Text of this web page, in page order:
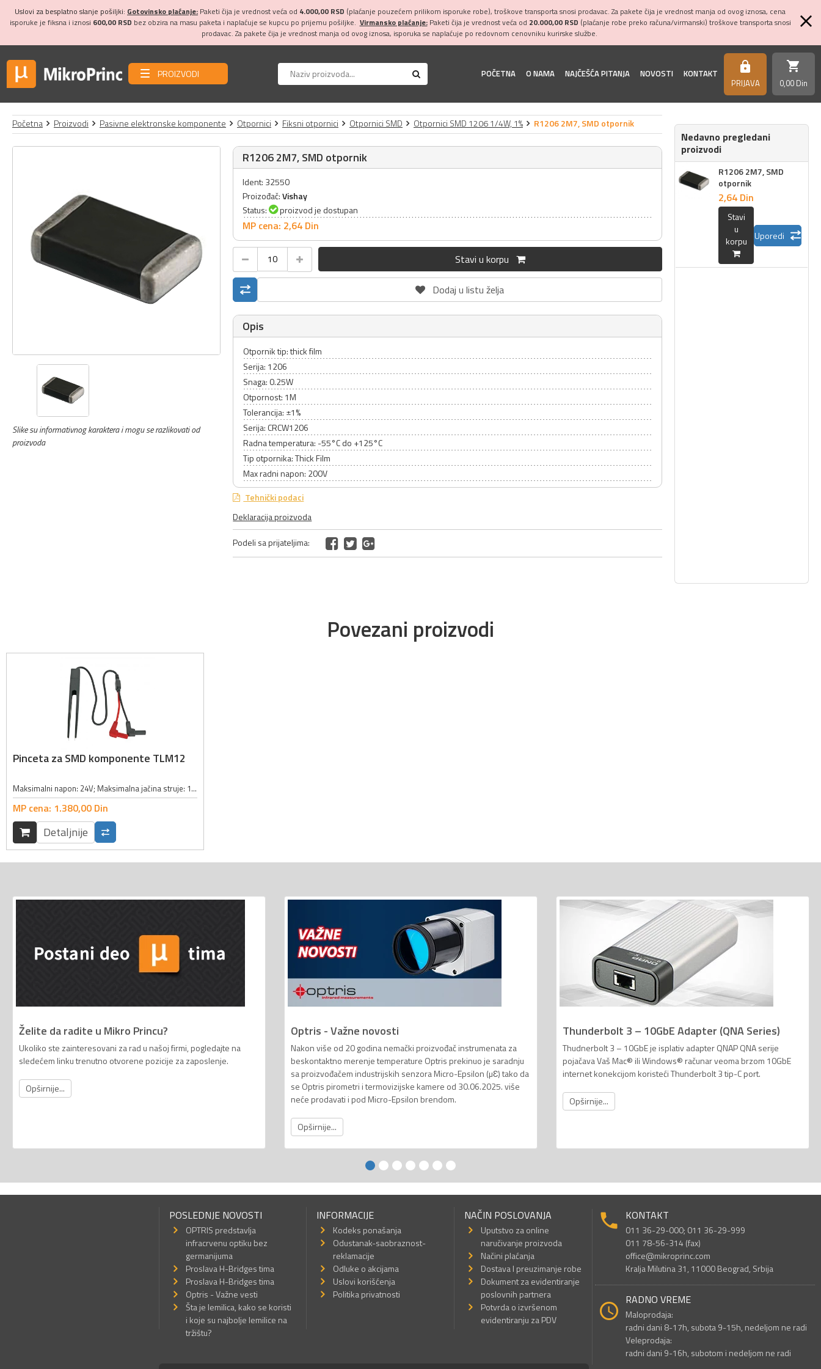
Uslovi za besplatno slanje pošiljki: Gotovinsko plaćanje: Paketi čija je vrednost veća od 4.000,00 RSD (plaćanje pouzećem prilikom isporuke robe), troškove transporta snosi prodavac. Za pakete čija je vrednost manja od ovog iznosa, cena
isporuke je fiksna i iznosi 600,00 RSD bez obzira na masu paketa i naplaćuje se kupcu po prijemu pošiljke. Virmansko plaćanje:Paketi čija je vrednost veća od 20.000,00 RSD (plaćanje robe preko računa/virmanski) troškove transporta snosi
prodavac. Za pakete čija je vrednost manja od ovog iznosa, isporuka se naplaćuje po redovnom cenovniku kurirske službe.
PROIZVODI POČETNA O NAMA NAJČEŠĆA PITANJA NOVOSTI KONTAKT https
PRIJAVA
shopping_cart
0,00 Din
Početna Proizvodi Pasivne elektronske komponente Otpornici Fiksni otpornici Otpornici SMD Otpornici SMD 1206 1/4W, 1% R1206 2M7, SMD otpornik
Slike su informativnog karaktera i mogu se razlikovati od
proizvoda
R1206 2M7, SMD otpornik
Ident: 32550
Proizođač:Vishay
Status:
proizvod je dostupan
MP cena: 2,64 Din
Stavi u korpu
Dodaj u listu želja
Opis
Otpornik tip: thick film
Serija: 1206
Snaga: 0.25W
Otpornost: 1M
Tolerancija: ±1%
Serija: CRCW1206
Radna temperatura: -55°C do +125°C
Tip otpornika: Thick Film
Max radni napon: 200V
Tehnički podaci
Deklaracija proizvoda
Podeli sa prijateljima:
Nedavno pregledani
proizvodi
R1206 2M7, SMD
otpornik
2,64 Din
Stavi
u
korpu
Uporedi
Povezani proizvodi
Pinceta za SMD komponente TLM12
Maksimalni napon: 24V; Maksimalna jačina struje: 1A; Dužina kabla: 40cm; Veličina vrha pincete: 1.1 x 0.25mm;
MP cena: 1.380,00 Din
Detaljnije
Želite da radite u Mikro Princu?
Ukoliko ste zainteresovani za rad u našoj firmi, pogledajte na
sledećem linku trenutno otvorene pozicije za zaposlenje.
Opširnije...
Optris - Važne novosti
Nakon više od 20 godina nemački proizvođač instrumenata za
beskontaktno merenje temperature Optris prekinuo je saradnju
sa proizvođačem industrijskih senzora Micro-Epsilon (µƐ) tako da
se Optris pirometri i termovizijske kamere od 30.06.2025. više
neće prodavati i pod Micro-Epsilon brendom.
Opširnije...
Thunderbolt 3 – 10GbE Adapter (QNA Series)
Thudnerbolt 3 – 10GbE je isplativ adapter QNAP QNA serije
pojačava Vaš Mac® ili Windows® računar veoma brzom 10GbE
internet konekcijom koristeći Thunderbolt 3 tip-C port.
Opširnije...
POSLEDNJE NOVOSTI
OPTRIS predstavlja
infracrvenu optiku bez
germanijuma
Proslava H-Bridges tima
Proslava H-Bridges tima
Optris - Važne vesti
Šta je lemilica, kako se koristi
i koje su najbolje lemilice na
tržištu?
INFORMACIJE
Kodeks ponašanja
Odustanak-saobraznost-
reklamacije
Odluke o akcijama
Uslovi korišćenja
Politika privatnosti
NAČIN POSLOVANJA
Uputstvo za online
naručivanje proizvoda
Načini plaćanja
Dostava I preuzimanje robe
Dokument za evidentiranje
poslovnih partnera
Potvrda o izvršenom
evidentiranju za PDV
KONTAKT
011 36-29-000; 011 36-29-999
011 78-56-314 (fax)
office@mikroprinc.com
Kralja Milutina 31, 11000 Beograd, Srbija
RADNO VREME
Maloprodaja:
radni dani 8-17h, subota 9-15h, nedeljom ne radi
Veleprodaja:
radni dani 9-16h, subotom i nedeljom ne radi